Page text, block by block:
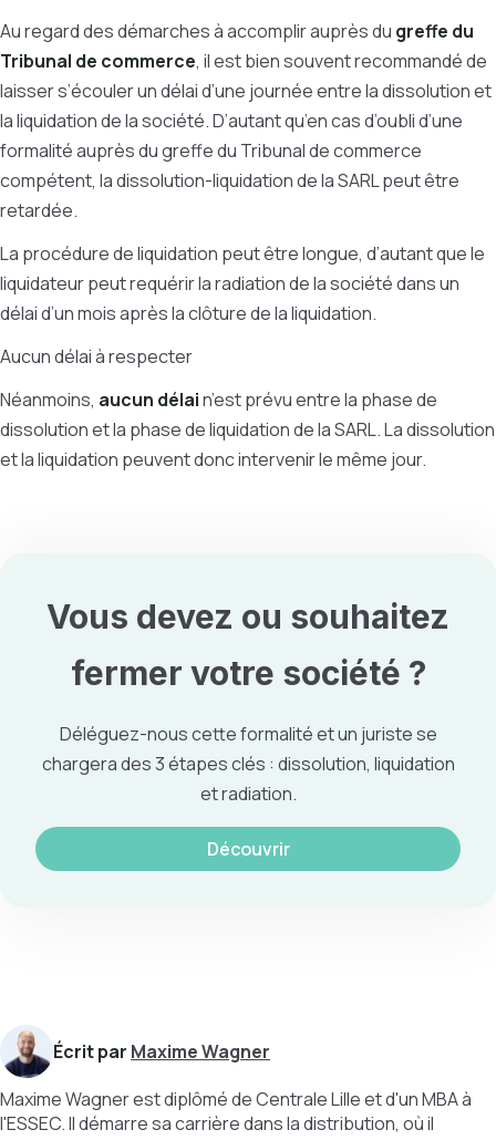
Au regard des démarches à accomplir auprès du greffe du
Tribunal de commerce, il est bien souvent recommandé de
laisser s’écouler un délai d’une journée entre la dissolution et
la liquidation de la société. D’autant qu’en cas d’oubli d’une
formalité auprès du greffe du Tribunal de commerce
compétent, la dissolution-liquidation de la SARL peut être
retardée.
La procédure de liquidation peut être longue, d’autant que le
liquidateur peut requérir la radiation de la société dans un
délai d’un mois après la clôture de la liquidation.
Aucun délai à respecter
Néanmoins, aucun délain’est prévu entre la phase de
dissolution et la phase de liquidation de la SARL. La dissolution
et la liquidation peuvent donc intervenir le même jour.
Vous devez ou souhaitez
fermer votre société ?
Déléguez-nous cette formalité et un juriste se
chargera des 3 étapes clés : dissolution, liquidation
et radiation.
Découvrir
Écrit par Maxime Wagner
Maxime Wagner est diplômé de Centrale Lille et d'un MBA à
l'ESSEC. Il démarre sa carrière dans la distribution, où il